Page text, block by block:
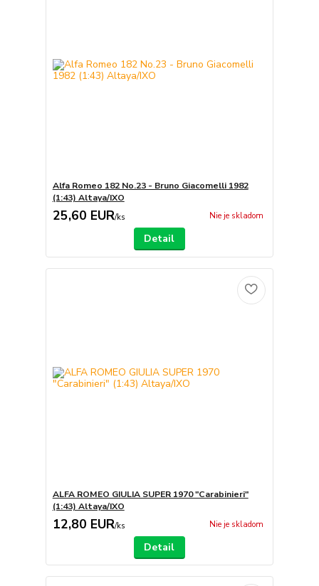
Alfa Romeo 182 No.23 - Bruno Giacomelli 1982
(1:43) Altaya/IXO
25,60 EUR/ks Nie je skladom
Detail
ALFA ROMEO GIULIA SUPER 1970 "Carabinieri"
(1:43) Altaya/IXO
12,80 EUR/ks Nie je skladom
Detail